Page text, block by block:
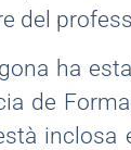
del
ha
de
inclosa